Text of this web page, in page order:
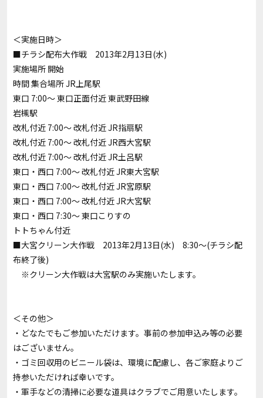
＜実施日時＞
■チラシ配布大作戦 2013年2月13日(水)
実施場所 開始
時間 集合場所 JR上尾駅
東口 7:00～ 東口正面付近 東武野田線
岩槻駅
改札付近 7:00～ 改札付近 JR指扇駅
改札付近 7:00～ 改札付近 JR西大宮駅
改札付近 7:00～ 改札付近 JR土呂駅
東口・西口 7:00～ 改札付近 JR東大宮駅
東口・西口 7:00～ 改札付近 JR宮原駅
東口・西口 7:00～ 改札付近 JR大宮駅
東口・西口 7:30～ 東口こりすの
トトちゃん付近
■大宮クリーン大作戦 2013年2月13日(水) 8:30～(チラシ配
布終了後)
※クリーン大作戦は大宮駅のみ実施いたします。
＜その他＞
・どなたでもご参加いただけます。事前の参加申込み等の必要
はございません。
・ゴミ回収用のビニール袋は、環境に配慮し、各ご家庭よりご
持参いただければ幸いです。
・軍手などの清掃に必要な道具はクラブでご用意いたします。